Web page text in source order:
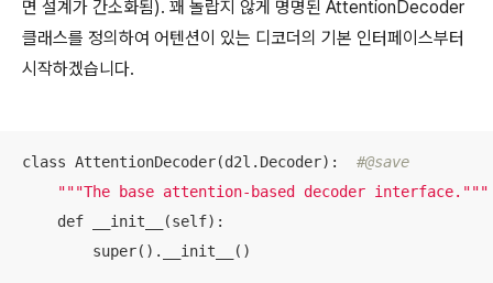
면 설계가 간소화됨). 꽤 놀랍지 않게 명명된 AttentionDecoder
클래스를 정의하여 어텐션이 있는 디코더의 기본 인터페이스부터
시작하겠습니다.
class AttentionDecoder(d2l.Decoder): #@save
"""The base attention-based decoder interface."""
    def __init__(self):
        super().__init__()